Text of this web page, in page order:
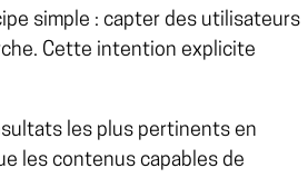
simple : capter des utilisateurs
Cette intention explicite
les plus pertinents en
les contenus capables de